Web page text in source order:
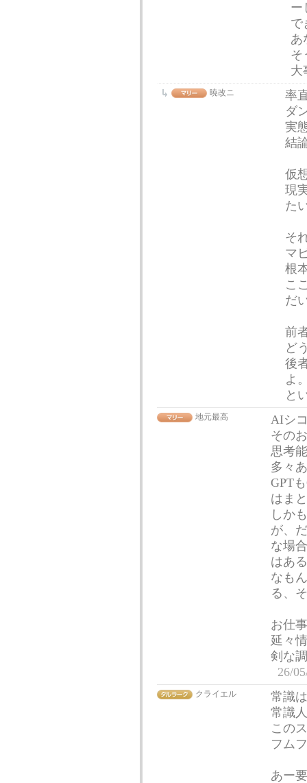
ー
で
あ
そ
大
暁改ニ
率
ダ
実
結
仮
現
た
そ
マ
根
こ
だ
前
ど
後
よ
と
地元最高
AIシ
その
思考
多々
GPT
はま
しか
が、
な場
はあ
なも
る、
お仕
延々
剣な
26/
クライエル
常識
常識
この
フム
あー